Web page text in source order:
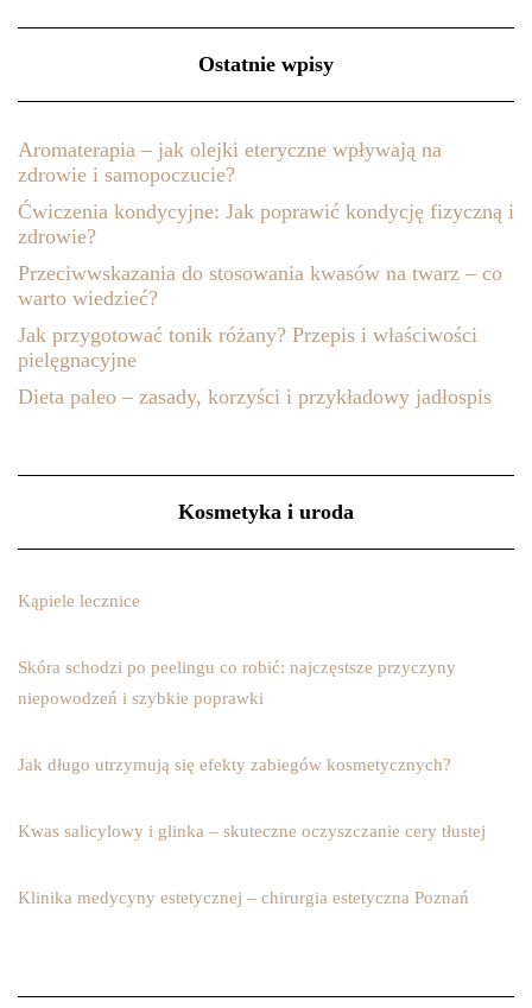
Ostatnie wpisy
Aromaterapia – jak olejki eteryczne wpływają na
zdrowie i samopoczucie?
Ćwiczenia kondycyjne: Jak poprawić kondycję fizyczną i
zdrowie?
Przeciwwskazania do stosowania kwasów na twarz – co
warto wiedzieć?
Jak przygotować tonik różany? Przepis i właściwości
pielęgnacyjne
Dieta paleo – zasady, korzyści i przykładowy jadłospis
Kosmetyka i uroda
Kąpiele lecznice
Skóra schodzi po peelingu co robić: najczęstsze przyczyny
niepowodzeń i szybkie poprawki
Jak długo utrzymują się efekty zabiegów kosmetycznych?
Kwas salicylowy i glinka – skuteczne oczyszczanie cery tłustej
Klinika medycyny estetycznej – chirurgia estetyczna Poznań